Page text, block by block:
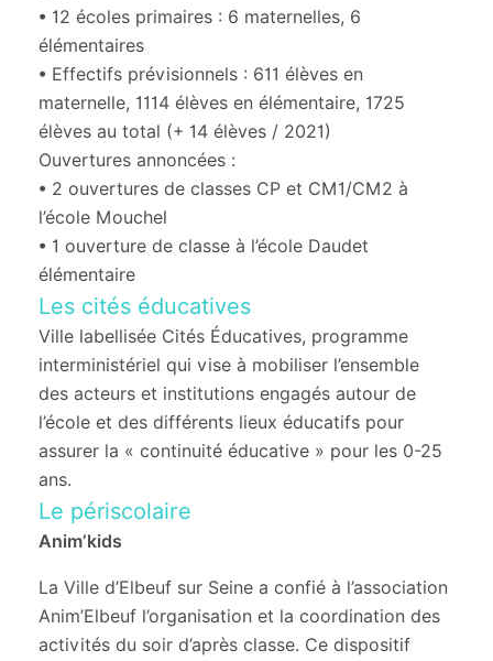
• 12 écoles primaires : 6 maternelles, 6
élémentaires
• Effectifs prévisionnels : 611 élèves en
maternelle, 1114 élèves en élémentaire, 1725
élèves au total (+ 14 élèves / 2021)
Ouvertures annoncées :
• 2 ouvertures de classes CP et CM1/CM2 à
l’école Mouchel
• 1 ouverture de classe à l’école Daudet
élémentaire
Les cités éducatives
Ville labellisée Cités Éducatives, programme
interministériel qui vise à mobiliser l’ensemble
des acteurs et institutions engagés autour de
l’école et des différents lieux éducatifs pour
assurer la « continuité éducative » pour les 0-25
ans.
Le périscolaire
Anim’kids
La Ville d’Elbeuf sur Seine a confié à l’association
Anim’Elbeuf l’organisation et la coordination des
activités du soir d’après classe. Ce dispositif